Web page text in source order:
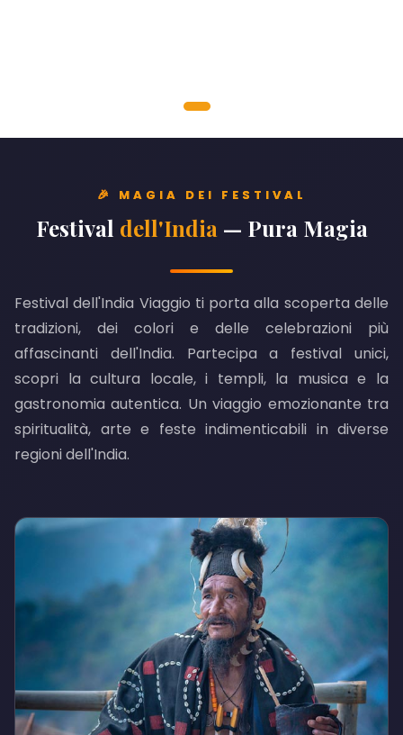
🎉 MAGIA DEI FESTIVAL
Festival dell'India — Pura Magia
Festival dell'India Viaggio ti porta alla scoperta delle
tradizioni, dei colori e delle celebrazioni più
affascinanti dell'India. Partecipa a festival unici,
scopri la cultura locale, i templi, la musica e la
gastronomia autentica. Un viaggio emozionante tra
spiritualità, arte e feste indimenticabili in diverse
regioni dell'India.